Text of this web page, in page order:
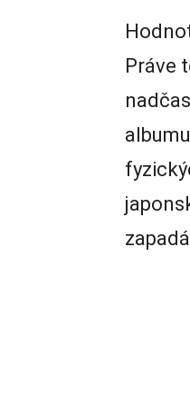
Práve